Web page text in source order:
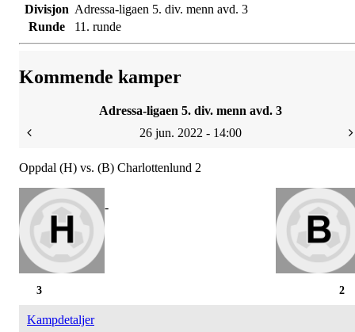
Divisjon Adressa-ligaen 5. div. menn avd. 3
Runde
11. runde
Kommende kamper
Adressa-ligaen 5. div. menn avd. 3
26 jun. 2022 - 14:00
Oppdal (H) vs. (B) Charlottenlund 2
-
2
3
Kampdetaljer